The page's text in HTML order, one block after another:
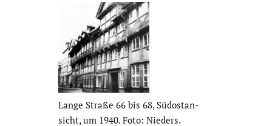
Lange Straße 66 bis 68, Südost­an­
sicht, um 1940. Foto: Nieders.